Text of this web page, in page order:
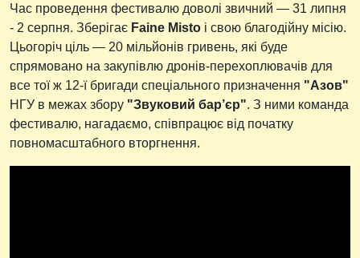
Час проведення фестивалю доволі звичний — 31 липня
- 2 серпня. Зберігає Faine Misto і свою благодійну місію.
Цьогоріч ціль — 20 мільйонів гривень, які буде
спрямовано на закупівлю дронів-перехоплювачів для
все тої ж 12-ї бригади спеціального призначення "Азов"
НГУ в межах збору "Звуковий бар’єр". З ними команда
фестивалю, нагадаємо, співпрацює від початку
повномасштабного вторгнення.